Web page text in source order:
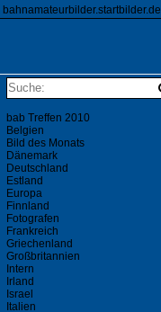
bahnamateurbilder.startbilder.de
bab Treffen 2010
Belgien
Bild des Monats
Dänemark
Deutschland
Estland
Europa
Finnland
Fotografen
Frankreich
Griechenland
Großbritannien
Intern
Irland
Israel
Italien